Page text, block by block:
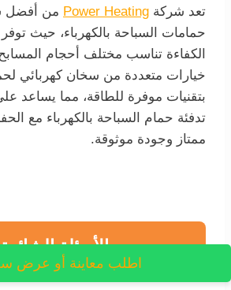
تعد شركة Power Heating من أفضل
حمامات السباحة بالكهرباء، حيث
الكفاءة تناسب مختلف أحجام
خيارات متعددة من سخان كهربائي
بتقنيات موفرة للطاقة، مما يساعد
تدفئة حمام السباحة بالكهرباء مع
ممتاز وجودة موثوقة.
الأسئلة الشائعة
اطلب معاينة أو عرض